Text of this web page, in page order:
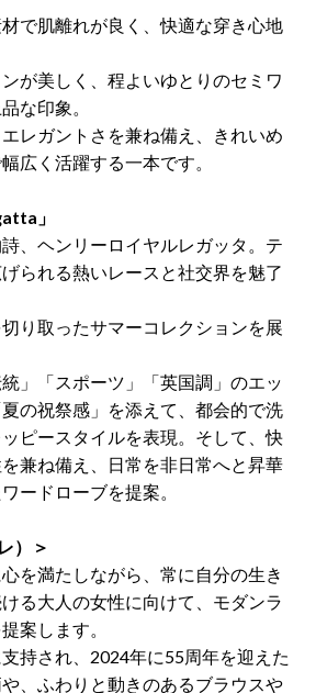
で肌離れが良く、快適な穿き心地
が美しく、程よいゆとりのセミワ
な印象。
レガントさを兼ね備え、きれいめ
広く活躍する一本です。
」
、ヘンリーロイヤルレガッタ。テ
られる熱いレースと社交界を魅了
り取ったサマーコレクションを展
」「スポーツ」「英国調」のエッ
の祝祭感」を添えて、都会的で洗
ピースタイルを表現。そして、快
兼ね備え、日常を非日常へと昇華
ードローブを提案。
）＞
を満たしながら、常に自分の生き
る大人の女性に向けて、モダンラ
案します。
持され、2024年に55周年を迎えた
、ふわりと動きのあるブラウスや